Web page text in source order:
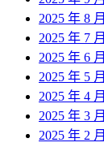
2025 年 8 月
2025 年 7 月
2025 年 6 月
2025 年 5 月
2025 年 4 月
2025 年 3 月
2025 年 2 月